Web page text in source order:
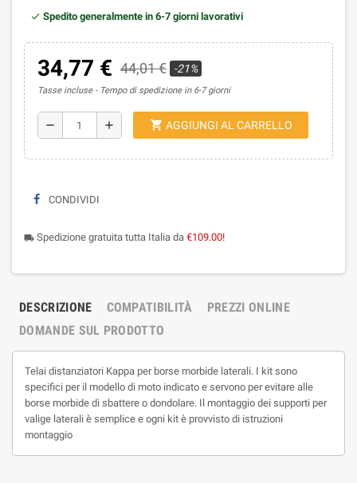
Spedito generalmente in 6-7 giorni lavorativi
34,77 € 44,01 € -21%
Tasse incluse Tempo di spedizione in 6-7 giorni
remove add shopping_cart AGGIUNGI AL CARRELLO
CONDIVIDI
local_shipping Spedizione gratuita tutta Italia da €109.00!
DESCRIZIONE COMPATIBILITÀ
PREZZI ONLINE
DOMANDE SUL PRODOTTO
Telai distanziatori Kappa per borse morbide laterali. I kit sono
specifici per il modello di moto indicato e servono per evitare alle
borse morbide di sbattere o dondolare. Il montaggio dei supporti per
valige laterali è semplice e ogni kit è provvisto di istruzioni
montaggio